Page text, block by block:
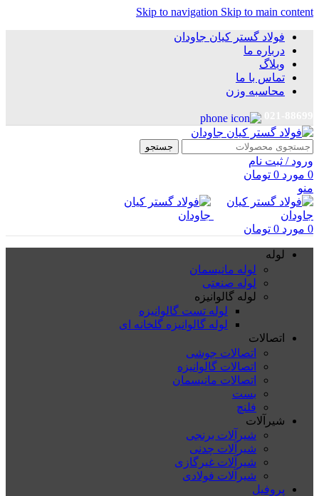
Skip to navigation Skip to main content
فولاد گستر کیان جاودان
درباره ما
وبلاگ
تماس با ما
محاسبه وزن
جستجو
ورود / ثبت نام
0 مورد 0 تومان
منو
0 مورد 0 تومان
لوله
لوله مانیسمان
لوله صنعتی
لوله گالوانیزه
لوله تست گالوانیزه
لوله گالوانیزه گلخانه ای
اتصالات
اتصالات جوشی
اتصالات گالوانیزه
اتصالات مانیسمان
بست
فلنچ
شیرآلات
شیرآلات برنجی
شیرآلات چدنی
شیرآلات غیرگازی
شیرآلات فولادی
پروفیل